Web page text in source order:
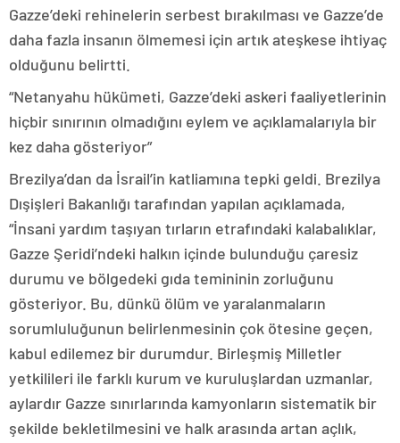
Gazze’deki rehinelerin serbest bırakılması ve Gazze’de
daha fazla insanın ölmemesi için artık ateşkese ihtiyaç
olduğunu belirtti.
“Netanyahu hükümeti, Gazze’deki askeri faaliyetlerinin
hiçbir sınırının olmadığını eylem ve açıklamalarıyla bir
kez daha gösteriyor”
Brezilya’dan da İsrail’in katliamına tepki geldi. Brezilya
Dışişleri Bakanlığı tarafından yapılan açıklamada,
“İnsani yardım taşıyan tırların etrafındaki kalabalıklar,
Gazze Şeridi’ndeki halkın içinde bulunduğu çaresiz
durumu ve bölgedeki gıda temininin zorluğunu
gösteriyor. Bu, dünkü ölüm ve yaralanmaların
sorumluluğunun belirlenmesinin çok ötesine geçen,
kabul edilemez bir durumdur. Birleşmiş Milletler
yetkilileri ile farklı kurum ve kuruluşlardan uzmanlar,
aylardır Gazze sınırlarında kamyonların sistematik bir
şekilde bekletilmesini ve halk arasında artan açlık,